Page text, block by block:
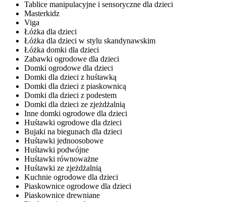
Tablice manipulacyjne i sensoryczne dla dzieci
Masterkidz
Viga
Łóżka dla dzieci
Łóżka dla dzieci w stylu skandynawskim
Łóżka domki dla dzieci
Zabawki ogrodowe dla dzieci
Domki ogrodowe dla dzieci
Domki dla dzieci z huśtawką
Domki dla dzieci z piaskownicą
Domki dla dzieci z podestem
Domki dla dzieci ze zjeżdżalnią
Inne domki ogrodowe dla dzieci
Huśtawki ogrodowe dla dzieci
Bujaki na biegunach dla dzieci
Huśtawki jednoosobowe
Huśtawki podwójne
Huśtawki równoważne
Huśtawki ze zjeżdżalnią
Kuchnie ogrodowe dla dzieci
Piaskownice ogrodowe dla dzieci
Piaskownice drewniane